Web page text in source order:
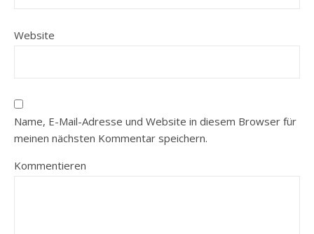
Website
Name, E-Mail-Adresse und Website in diesem Browser für
meinen nächsten Kommentar speichern.
Kommentieren